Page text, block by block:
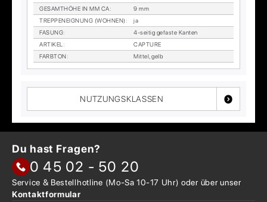
GE­SAMT­HÖ­HE IN MM CA:
9 mm
TREP­PEN­EIG­NUNG (WOH­NEN) :
ja
FA­SUNG:
4-sei­tig ge­fas­te Kan­ten
AR­TI­KEL:
CAP­TU­RE
FARB­TON: Mit­tel, gelb
NUTZUNGSKLASSEN
Du hast Fragen?
0 45 02 - 50 20
Service & Bestellhotline (Mo-Sa 10-17 Uhr) oder überunser
Kontaktformular